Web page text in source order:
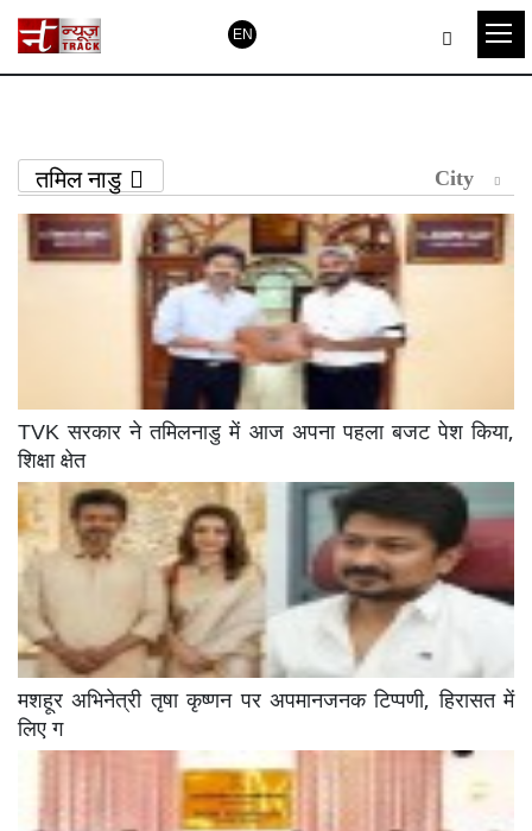
EN
तमिल नाडु City
TVK सरकार ने तमिलनाडु में आज अपना पहला बजट पेश किया,
शिक्षा क्षेत
मशहूर अभिनेत्री तृषा कृष्णन पर अपमानजनक टिप्पणी, हिरासत में
लिए ग